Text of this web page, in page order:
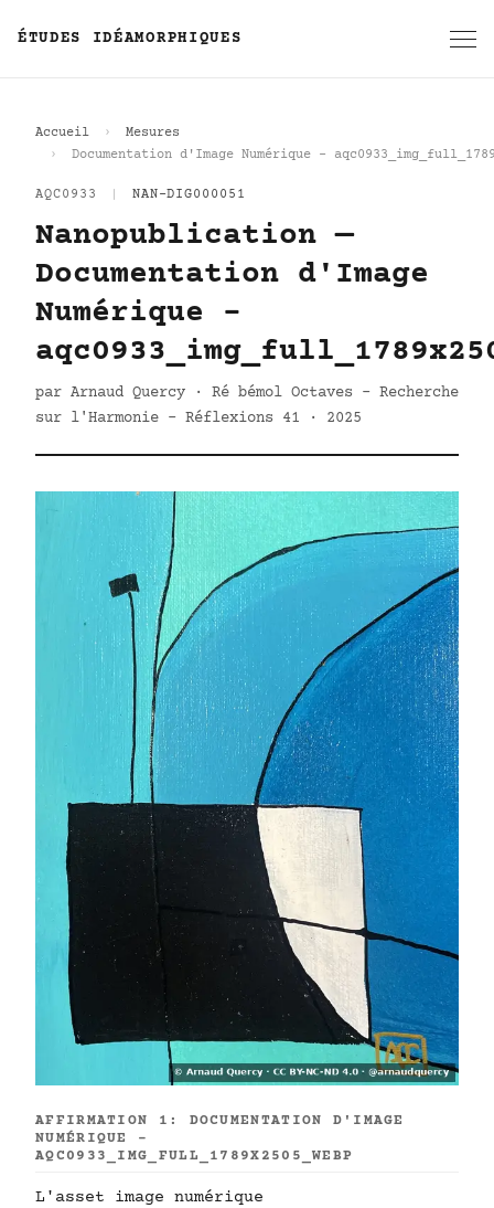
ÉTUDES IDÉAMORPHIQUES
Accueil
Mesures
Documentation d'Image Numérique -
AQC0933 NAN-DIG000051
Nanopublication —
Documentation d'Image
Numérique -
par Arnaud Quercy · Ré bémol Octaves - Recherche
sur l'Harmonie - Réflexions 41 · 2025
AFFIRMATION 1: DOCUMENTATION D'IMAGE
NUMÉRIQUE -
AQC0933_IMG_FULL_1789X2505_WEBP
L'asset image numérique